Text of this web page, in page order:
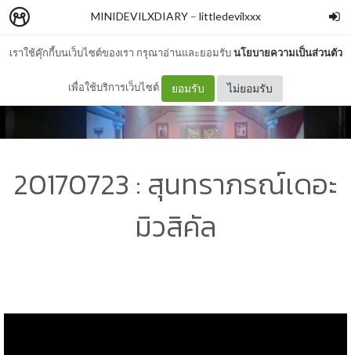
เราใช้คุ๊กกี้บนเว็บไซต์ของเรา กรุณาอ่านและยอมรับนโยบายความเป็นส่วนตัว
เพื่อใช้บริการเว็บไซต์ ยอมรับ ไม่ยอมรับ
MINIDEVILXDIARY– littledevilxxx
20170723 : สุนทราภรณ์เดอะ
มิวสิคัล